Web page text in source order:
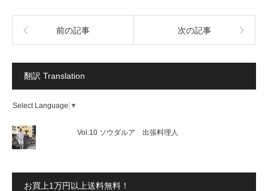
前の記事 次の記事
翻訳 Translation
Select Language ▼
Vol.10 ソウダルア 出張料理人
お買上1万円以上送料無料！